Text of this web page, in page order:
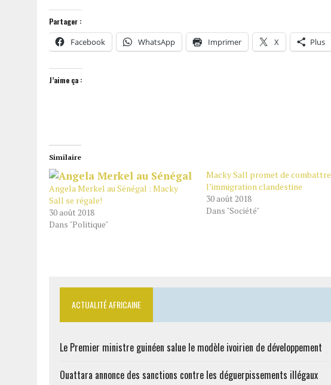
Partager :
Facebook WhatsApp Imprimer X Plus
J’aime ça :
Similaire
Angela Merkel au Sénégal : Macky
Sall se régale!
30 août 2018
Dans "Politique"
Macky Sall promet de combattre
l’immigration clandestine
30 août 2018
Dans "Société"
ACTUALITÉ AFRICAINE
Le Premier ministre guinéen salue le modèle ivoirien de développement
Ouattara annonce des sanctions contre les déguerpissements illégaux